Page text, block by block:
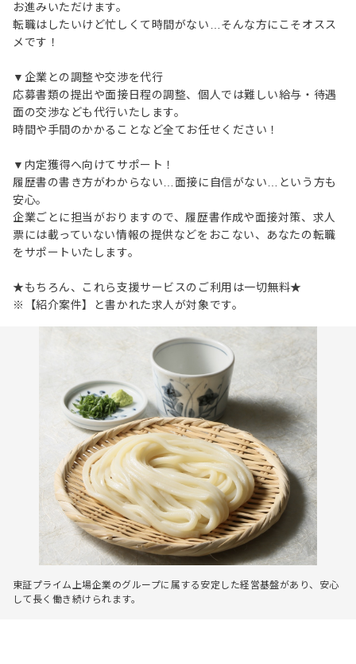
お進みいただけます。
転職はしたいけど忙しくて時間がない…そんな方にこそオスス
メです！
▼企業との調整や交渉を代行
応募書類の提出や面接日程の調整、個人では難しい給与・待遇
面の交渉なども代行いたします。
時間や手間のかかることなど全てお任せください！
▼内定獲得へ向けてサポート！
履歴書の書き方がわからない…面接に自信がない…という方も
安心。
企業ごとに担当がおりますので、履歴書作成や面接対策、求人
票には載っていない情報の提供などをおこない、あなたの転職
をサポートいたします。
★もちろん、これら支援サービスのご利用は一切無料★
※【紹介案件】と書かれた求人が対象です。
東証プライム上場企業のグループに属する安定した経営基盤があり、安心
して長く働き続けられます。